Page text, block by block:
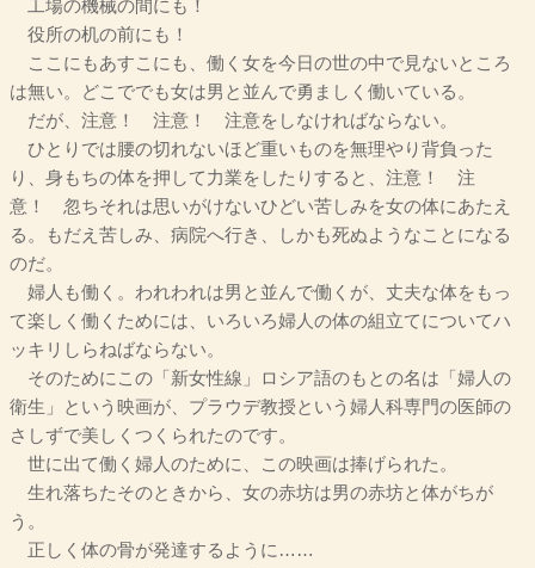
工場の機械の間にも！
役所の机の前にも！
ここにもあすこにも、働く女を今日の世の中で見ないところ
は無い。どこででも女は男と並んで勇ましく働いている。
だが、注意！ 注意！ 注意をしなければならない。
ひとりでは腰の切れないほど重いものを無理やり背負った
り、身もちの体を押して力業をしたりすると、注意！ 注
意！ 忽ちそれは思いがけないひどい苦しみを女の体にあたえ
る。もだえ苦しみ、病院へ行き、しかも死ぬようなことになる
のだ。
婦人も働く。われわれは男と並んで働くが、丈夫な体をもっ
て楽しく働くためには、いろいろ婦人の体の組立てについてハ
ッキリしらねばならない。
そのためにこの「新女性線」ロシア語のもとの名は「婦人の
衛生」という映画が、プラウデ教授という婦人科専門の医師の
さしずで美しくつくられたのです。
世に出て働く婦人のために、この映画は捧げられた。
生れ落ちたそのときから、女の赤坊は男の赤坊と体がちが
う。
正しく体の骨が発達するように……